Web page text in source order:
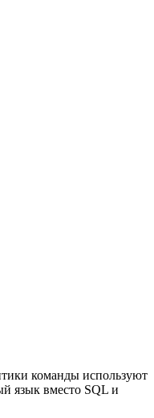
команды используют
язык вместо SQL и